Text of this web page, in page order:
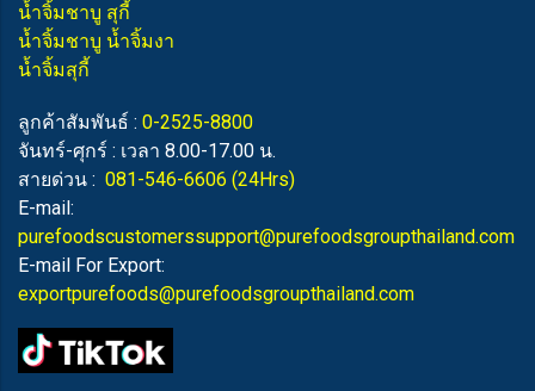
น้ำจิ้มชาบู สุกี้
น้ำจิ้มชาบู น้ำจิ้มงา
น้ำจิ้มสุกี้
ลูกค้าสัมพันธ์ : 0-2525-8800
จันทร์-ศุกร์ : เวลา 8.00-17.00 น.
สายด่วน : 081-546-6606 (24Hrs)
E-mail:
purefoodscustomerssupport@purefoodsgroupthailand.com
E-mail For Export:
exportpurefoods@purefoodsgroupthailand.com